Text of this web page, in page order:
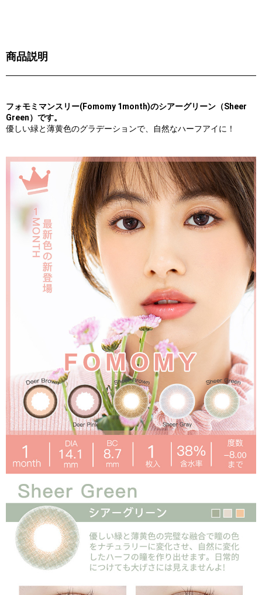
商品説明
フォモミマンスリー(Fomomy 1month)のシアーグリーン（Sheer
Green）です。
優しい緑と薄黄色のグラデーションで、自然なハーフアイに！